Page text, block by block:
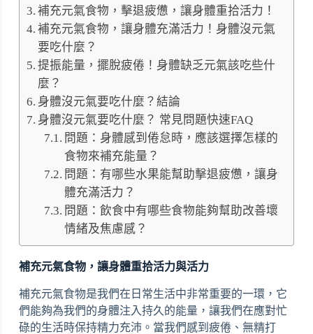
補充元氣食物，擊退疲憊，讓身體重拾活力！
補充元氣食物，讓身體充滿活力！身體沒元氣
要吃什麼？
提振能量，擺脫疲倦！身體缺乏元氣該吃些什
麼？
身體沒元氣要吃什麼？結論
身體沒元氣要吃什麼？ 常見問題快速FAQ
問題：身體感到倦怠時，應該選擇怎樣的
食物來補充能量？
問題：有哪些水果能幫助擊退疲憊，讓身
體充滿活力？
問題：飲食中有哪些食物能夠幫助改善壞
情緒及焦慮感？
補充元氣食物，讓身體重拾活力與活力
補充元氣食物是我們在日常生活中非常重要的一環，它
們能夠為我們的身體注入持久的能量，讓我們在應對忙
碌的生活時保持精力充沛。當我們感到疲倦、無精打